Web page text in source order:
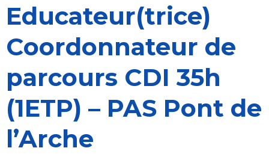
Educateur(trice)
Coordonnateur de
parcours CDI 35h
(1ETP) – PAS Pont de
l’Arche